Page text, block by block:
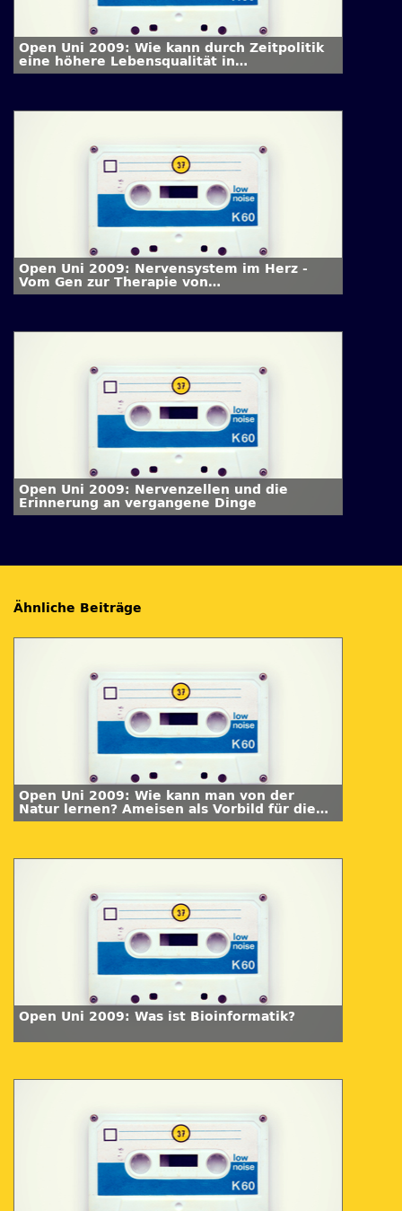
Open Uni 2009: Wie kann durch Zeitpolitik
eine höhere Lebensqualität in
Zeitarrangements erreicht werden?
Open Uni 2009: Nervensystem im Herz -
Vom Gen zur Therapie von
Herzrhythmusstörungen
Open Uni 2009: Nervenzellen und die
Erinnerung an vergangene Dinge
Ähnliche Beiträge
Open Uni 2009: Wie kann man von der
Natur lernen? Ameisen als Vorbild für die
Unternehmensplanung
Open Uni 2009: Was ist Bioinformatik?